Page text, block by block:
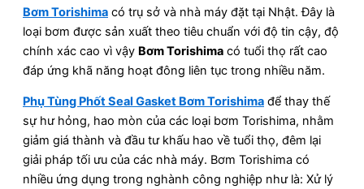
Bơm Torishima có trụ sở và nhà máy đặt tại Nhật. Đây là
loại bơm được sản xuất theo tiêu chuẩn với độ tin cậy, độ
chính xác cao vì vậy Bơm Torishima có tuổi thọ rất cao
đáp ứng khã năng hoạt đông liên tục trong nhiều năm.
Phụ Tùng Phốt Seal Gasket Bơm Torishima để thay thế
sự hư hỏng, hao mòn của các loại bơm Torishima, nhằm
giảm giá thành và đầu tư khấu hao về tuổi thọ, đêm lại
giải pháp tối ưu của các nhà máy. Bơm Torishima có
nhiều ứng dụng trong nghành công nghiệp như là: Xử lý